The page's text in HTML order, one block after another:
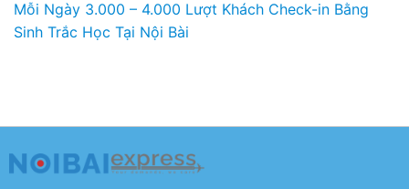
Mỗi Ngày 3.000 – 4.000 Lượt Khách Check-in Bằng
Sinh Trắc Học Tại Nội Bài